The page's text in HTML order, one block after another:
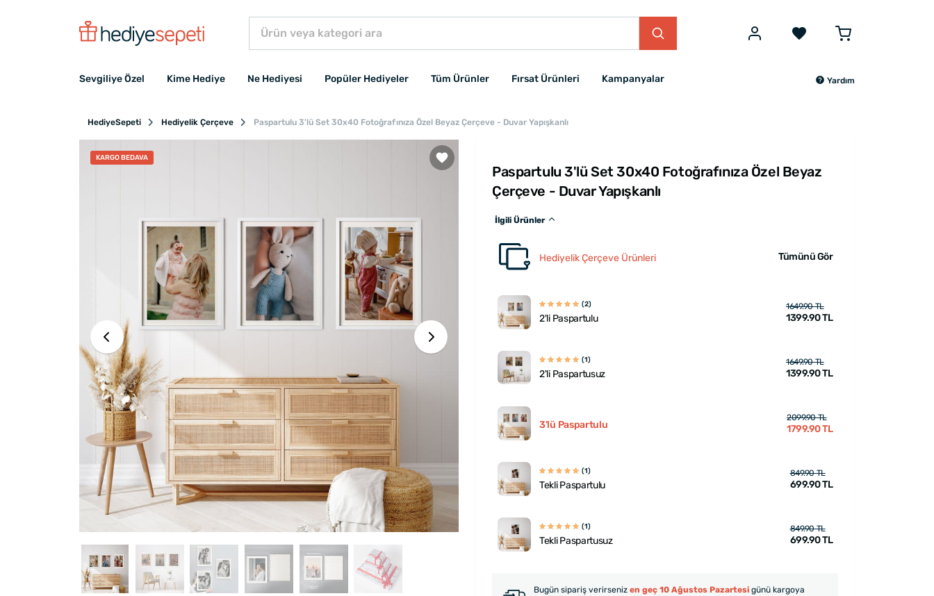
Sevgiliye Özel Kime Hediye Ne Hediyesi Popüler Hediyeler Tüm Ürünler Fırsat Ürünleri Kampanyalar Yardım
HediyeSepeti Hediyelik Çerçeve Paspartulu 3'lü Set 30x40 Fotoğrafınıza Özel Beyaz Çerçeve - Duvar Yapışkanlı
KARGO BEDAVA
Paspartulu 3'lü Set 30x40 Fotoğrafınıza Özel Beyaz
Çerçeve - Duvar Yapışkanlı
İlgili Ürünler
Hediyelik Çerçeve Ürünleri Tümünü Gör
(2)
2'li Paspartulu
1649.90 TL
1399.90 TL
(1)
2'li Paspartusuz
1649.90 TL
1399.90 TL
3'lü Paspartulu
2099.90 TL
1799.90 TL
(1)
Tekli Paspartulu
849.90 TL
699.90 TL
(1)
Tekli Paspartusuz
849.90 TL
699.90 TL
Bugün sipariş verirseniz en geç 10 Ağustos Pazartesi günü kargoya